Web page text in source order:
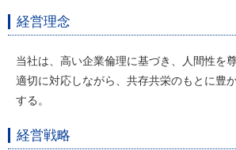
経営理念
当社は、高い企業倫理に基づき、人間性を
適切に対応しながら、共存共栄のもとに豊
する。
経営戦略